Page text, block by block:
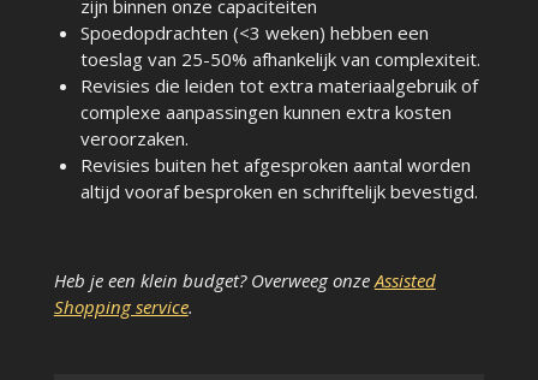
zijn binnen onze capaciteiten
Spoedopdrachten (<3 weken) hebben een
toeslag van 25-50% afhankelijk van complexiteit.
Revisies die leiden tot extra materiaalgebruik of
complexe aanpassingen kunnen extra kosten
veroorzaken.
Revisies buiten het afgesproken aantal worden
altijd vooraf besproken en schriftelijk bevestigd.
Heb je een klein budget? Overweeg onzeAssisted
Shopping service.